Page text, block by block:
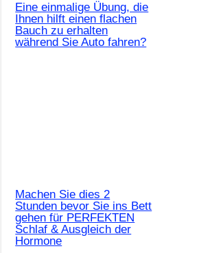
Eine einmalige Übung, die
Ihnen hilft einen flachen
Bauch zu erhalten
während Sie Auto fahren?
Machen Sie dies 2
Stunden bevor Sie ins Bett
gehen für PERFEKTEN
Schlaf & Ausgleich der
Hormone